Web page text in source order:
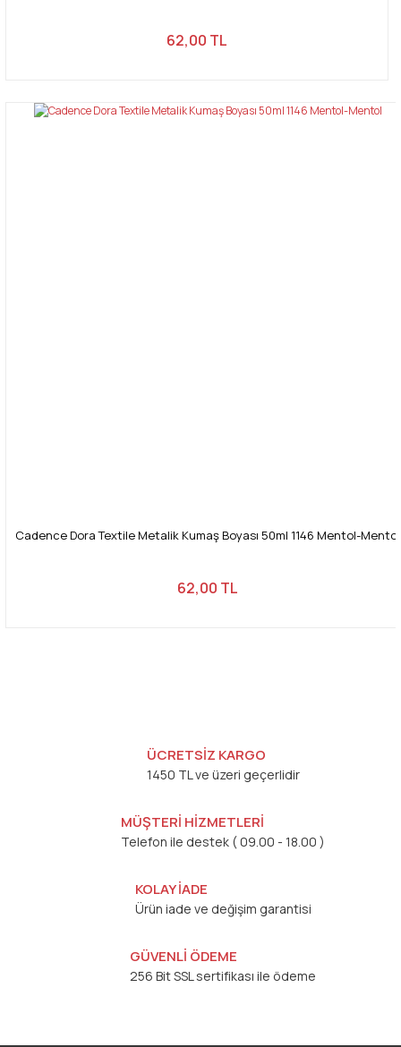
62,00 TL
Cadence Dora Textile Metalik Kumaş Boyası 50ml 1146 Mentol-Mentol
62,00 TL
ÜCRETSİZ KARGO
1450 TL ve üzeri geçerlidir
MÜŞTERİ HİZMETLERİ
Telefon ile destek ( 09.00 - 18.00 )
KOLAY İADE
Ürün iade ve değişim garantisi
GÜVENLİ ÖDEME
256 Bit SSL sertifikası ile ödeme